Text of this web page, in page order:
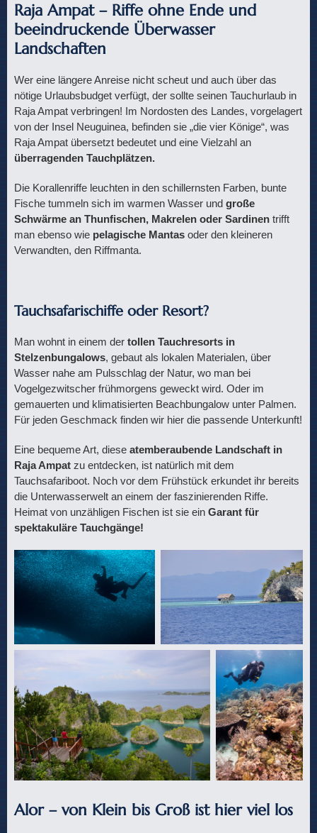
Raja Ampat – Riffe ohne Ende und
beeindruckende Überwasser
Landschaften
Wer eine längere Anreise nicht scheut und auch über das
nötige Urlaubsbudget verfügt, der sollte seinen Tauchurlaub in
Raja Ampat verbringen! Im Nordosten des Landes, vorgelagert
von der Insel Neuguinea, befinden sie „die vier Könige“, was
Raja Ampat übersetzt bedeutet und eine Vielzahl an
überragenden Tauchplätzen.
Die Korallenriffe leuchten in den schillernsten Farben, bunte
Fische tummeln sich im warmen Wasser und große
Schwärme an Thunfischen, Makrelen oder Sardinen trifft
man ebenso wie pelagische Mantas oder den kleineren
Verwandten, den Riffmanta.
Tauchsafarischiffe oder Resort?
Man wohnt in einem der tollen Tauchresorts in
Stelzenbungalows, gebaut als lokalen Materialen, über
Wasser nahe am Pulsschlag der Natur, wo man bei
Vogelgezwitscher frühmorgens geweckt wird. Oder im
gemauerten und klimatisierten Beachbungalow unter Palmen.
Für jeden Geschmack finden wir hier die passende Unterkunft!
Eine bequeme Art, diese atemberaubende Landschaft in
Raja Ampat zu entdecken, ist natürlich mit dem
Tauchsafariboot. Noch vor dem Frühstück erkundet ihr bereits
die Unterwasserwelt an einem der faszinierenden Riffe.
Heimat von unzähligen Fischen ist sie ein Garant für
spektakuläre Tauchgänge!
Alor – von Klein bis Groß ist hier viel los